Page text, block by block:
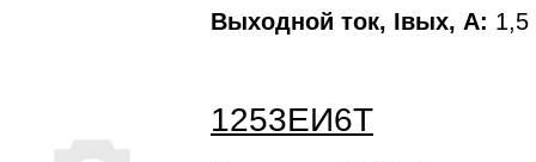
Выходной ток, Iвых, A: 1,5
1253ЕИ6Т